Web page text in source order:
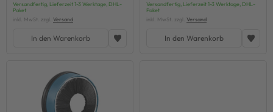
Versandfertig, Lieferzeit 1-3 Werktage, DHL-
Paket
inkl. MwSt. zzgl. Versand
In den Warenkorb
Versandfertig, Lieferzeit 1-3 Werktage, DHL-
Paket
inkl. MwSt. zzgl. Versand
In den Warenkorb